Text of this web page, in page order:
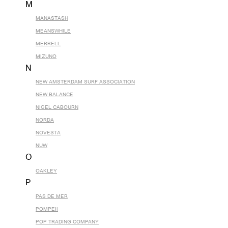
M
MANASTASH
MEANSWHILE
MERRELL
MIZUNO
N
NEW AMSTERDAM SURF ASSOCIATION
NEW BALANCE
NIGEL CABOURN
NORDA
NOVESTA
NUW
O
OAKLEY
P
PAS DE MER
POMPEII
POP TRADING COMPANY